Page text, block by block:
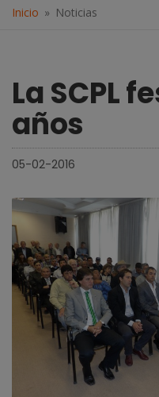
Inicio Noticias
La SCPL
años
05-02-2016